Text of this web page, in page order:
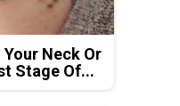
Neck Or
Stage Of...